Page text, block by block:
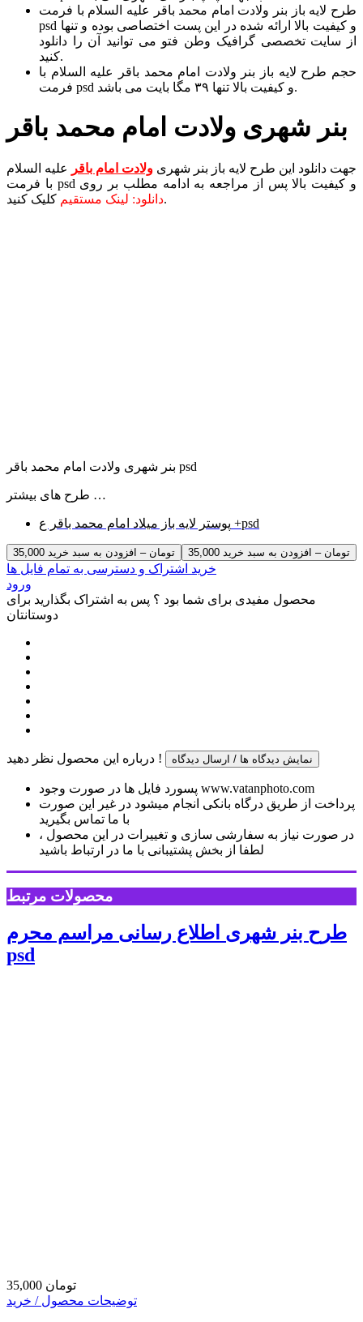
طرح لایه باز بنر ولادت امام محمد باقر علیه السلام با فرمت
psd و کیفیت بالا ارائه شده در این پست اختصاصی بوده و تنها
از سایت تخصصی گرافیک وطن فتو می توانید آن را دانلود
کنید.
حجم طرح لایه باز بنر ولادت امام محمد باقر علیه السلام با
فرمت psd و کیفیت بالا تنها ۳۹ مگا بایت می باشد.
بنر شهری ولادت امام محمد باقر
جهت دانلود این طرح لایه باز بنر شهری ولادت امام باقر
علیه السلام
با فرمت psd و کیفیت بالا پس از مراجعه به ادامه مطلب بر روی
دانلود: لینک مستقیمکلیک کنید.
بنر شهری ولادت امام محمد باقر psd
طرح های بیشتر …
پوستر لایه باز میلاد امام محمد باقر ع +psd
35,000 تومان – افزودن به سبد خرید
خرید اشتراک و دسترسی به تمام فایل ها
ورود
محصول مفیدی برای شما بود ؟ پس به اشتراک بگذارید برای
دوستانتان
درباره این محصول نظر دهید ! نمایش دیدگاه ها / ارسال دیدگاه
پسورد فایل ها در صورت وجود www.vatanphoto.com
پرداخت از طریق درگاه بانکی انجام میشود در غیر این صورت
با ما تماس بگیرید
در صورت نیاز به سفارشی سازی و تغییرات در این محصول ،
لطفا از بخش پشتیبانی با ما در ارتباط باشید
محصولات مرتبط
طرح بنر شهری اطلاع رسانی مراسم محرم
psd
35,000 تومان
توضیحات محصول / خرید